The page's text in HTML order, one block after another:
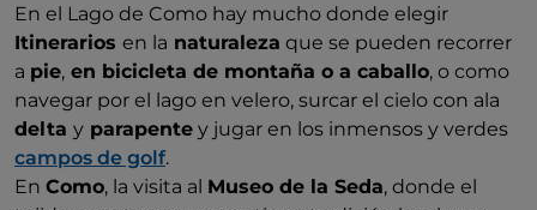
En el Lago de Como hay mucho donde elegir
Itinerarios en la naturaleza que se pueden recorrer
a pie, en bicicleta de montaña o a caballo, o como
navegar por el lago en velero, surcar el cielo con ala
delta y parapente y jugar en los inmensos y verdes
campos de golf.
En Como, la visita al Museo de la Seda, donde el